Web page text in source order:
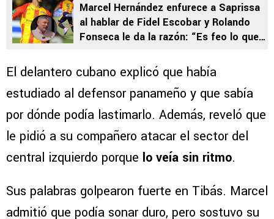
Marcel Hernández enfurece a Saprissa
al hablar de Fidel Escobar y Rolando
Fonseca le da la razón: “Es feo lo que
El delantero cubano explicó que había
estudiado al defensor panameño y que sabía
por dónde podía lastimarlo. Además, reveló que
le pidió a su compañero atacar el sector del
central izquierdo porque lo veía sin ritmo.
Sus palabras golpearon fuerte en Tibás. Marcel
admitió que podía sonar duro, pero sostuvo su